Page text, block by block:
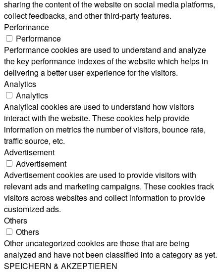
sharing the content of the website on social media platforms,
collect feedbacks, and other third-party features.
Performance
Performance
Performance cookies are used to understand and analyze
the key performance indexes of the website which helps in
delivering a better user experience for the visitors.
Analytics
Analytics
Analytical cookies are used to understand how visitors
interact with the website. These cookies help provide
information on metrics the number of visitors, bounce rate,
traffic source, etc.
Advertisement
Advertisement
Advertisement cookies are used to provide visitors with
relevant ads and marketing campaigns. These cookies track
visitors across websites and collect information to provide
customized ads.
Others
Others
Other uncategorized cookies are those that are being
analyzed and have not been classified into a category as yet.
SPEICHERN & AKZEPTIEREN